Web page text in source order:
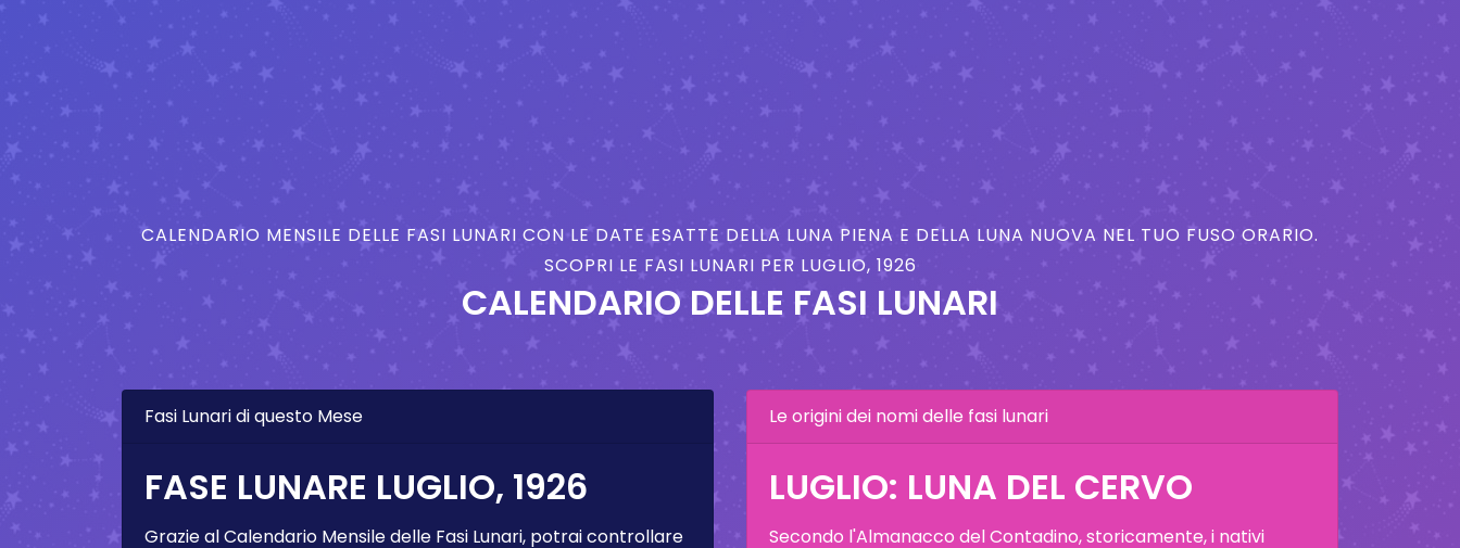
CALENDARIO MENSILE DELLE FASI LUNARI CON LE DATE ESATTE DELLA LUNA PIENA E DELLA LUNA NUOVA NEL TUO FUSO ORARIO.
SCOPRI LE FASI LUNARI PER LUGLIO, 1926
CALENDARIO DELLE FASI LUNARI
Fasi Lunari di questo Mese
FASE LUNARE LUGLIO, 1926
Grazie al Calendario Mensile delle Fasi Lunari, potrai controllare
Le origini dei nomi delle fasi lunari
LUGLIO: LUNA DEL CERVO
Secondo l'Almanacco del Contadino, storicamente, i nativi